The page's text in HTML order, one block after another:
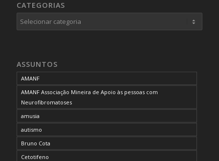
CATEGORIAS
Categorias
ASSUNTOS
AMANF
AMANF Associação Mineira de Apoio às pessoas com
Neurofibromatoses
amusia
autismo
Bruno Cota
Cetotifeno